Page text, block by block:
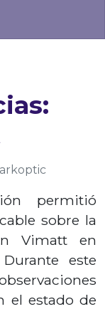
permitió
sobre la
Vimatt en
este
el estado de